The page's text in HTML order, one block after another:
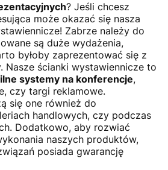
? Jeśli chcesz
może okazać się nasza
Zabrze należy do
są duże wydażenia,
byłoby zaprezentować się z
Nasze ścianki wystawiennicze to
systemy na konferencje,
czy targi reklamowe.
się one również do
handlowych, czy podczas
Dodatkowo, aby rozwiać
naszych produktów,
posiada gwarancję